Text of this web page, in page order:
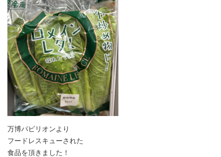
万博パビリオンより
フードレスキューされた
食品を頂きました！